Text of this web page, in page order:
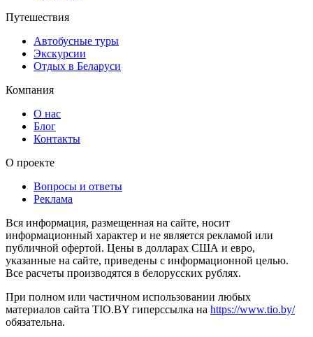
Путешествия
Автобусные туры
Экскурсии
Отдых в Беларуси
Компания
О нас
Блог
Контакты
О проекте
Вопросы и ответы
Реклама
Вся информация, размещенная на сайте, носит
информационный характер и не является рекламой или
публичной офертой. Цены в долларах США и евро,
указанные на сайте, приведены с информационной целью.
Все расчеты производятся в белорусских рублях.
При полном или частичном использовании любых
материалов сайта TIO.BY гиперссылка на https://www.tio.by/
обязательна.